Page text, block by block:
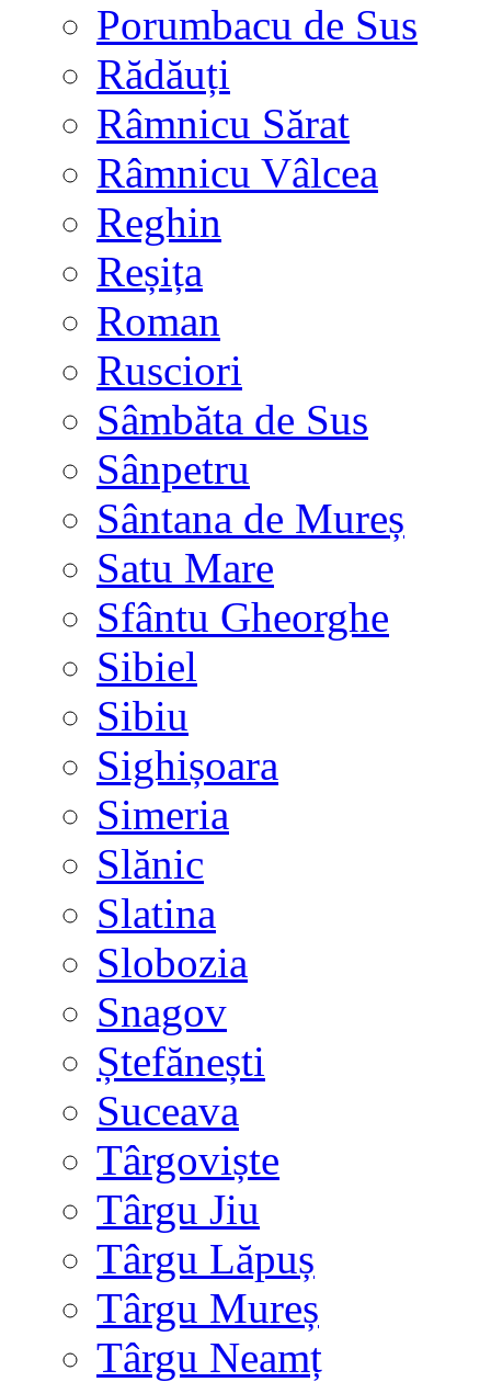
Porumbacu de Sus
Rădăuți
Râmnicu Sărat
Râmnicu Vâlcea
Reghin
Reșița
Roman
Rusciori
Sâmbăta de Sus
Sânpetru
Sântana de Mureș
Satu Mare
Sfântu Gheorghe
Sibiel
Sibiu
Sighișoara
Simeria
Slănic
Slatina
Slobozia
Snagov
Ștefănești
Suceava
Târgoviște
Târgu Jiu
Târgu Lăpuș
Târgu Mureș
Târgu Neamț